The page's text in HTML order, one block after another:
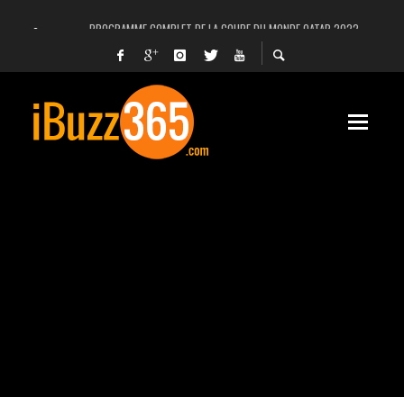
PROGRAMME COMPLET DE LA COUPE DU MONDE QATAR 2022
FACEBOOK, INSTAGRAM ET WHATSAPP HORS SERVICE! EST-CE UNE CYBER-
UNE VIDÉO 4K MONTRE LA PLANÈTE MARS EN ULTRA-HAUTE DÉFINITION
LANCEMENT DU PREMIER VOL HABITÉ DE SPACEX
DÉCÈS DE L’EX-PRÉSIDENT ZINE EL ABIDINE BEN ALI, SERA-T-IL ENTERRÉ EN